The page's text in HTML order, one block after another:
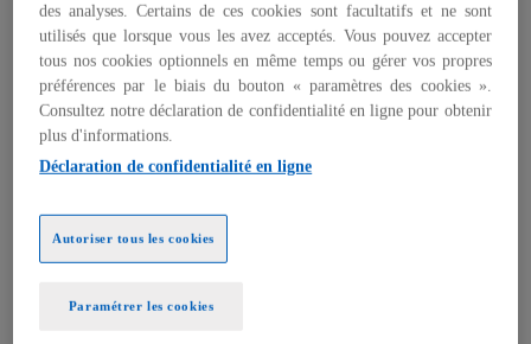
l’ère du modèle Agent
Le modèle Agent bouleverse les équilibres de la
distribution automobile. Rentabilité, pouvoir
commercial et relation client sont en pleine
recomposition.
modèles économiques et leur rôle dans la
chaîne de valeur. Un virage stratégique décisif
En savoir plus
des analyses. Certains de ces cookies sont facultatifs et ne sont
utilisés que lorsque vous les avez acceptés. Vous pouvez accepter
tous nos cookies optionnels en même temps ou gérer vos propres
préférences par le biais du bouton « paramètres des cookies ».
Consultez notre déclaration de confidentialité en ligne pour obtenir
plus d'informations.
Déclaration de confidentialité en ligne
Paramétrer les cookies
Autoriser tous les cookies